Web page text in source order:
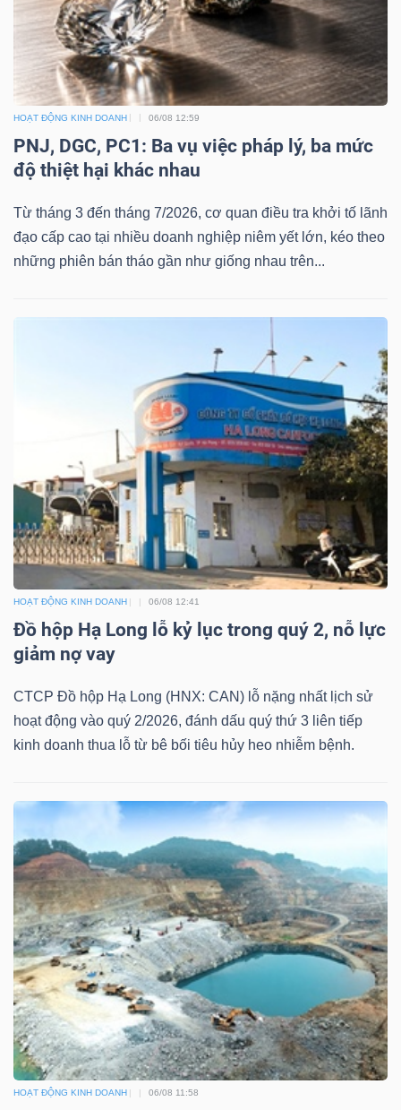
HOẠT ĐỘNG KINH DOANH 06/08 12:59
PNJ, DGC, PC1: Ba vụ việc pháp lý, ba mức
độ thiệt hại khác nhau
Từ tháng 3 đến tháng 7/2026, cơ quan điều tra khởi tố lãnh
đạo cấp cao tại nhiều doanh nghiệp niêm yết lớn, kéo theo
những phiên bán tháo gần như giống nhau trên...
HOẠT ĐỘNG KINH DOANH 06/08 12:41
Đồ hộp Hạ Long lỗ kỷ lục trong quý 2, nỗ lực
giảm nợ vay
CTCP Đồ hộp Hạ Long (HNX: CAN) lỗ nặng nhất lịch sử
hoạt động vào quý 2/2026, đánh dấu quý thứ 3 liên tiếp
kinh doanh thua lỗ từ bê bối tiêu hủy heo nhiễm bệnh.
HOẠT ĐỘNG KINH DOANH 06/08 11:58
vụ
(-)
Đào
tạo
tư
Truyền
thông
tài
tài
chính